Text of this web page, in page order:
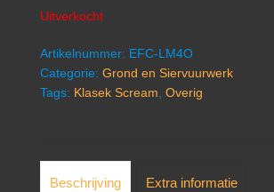
Uitverkocht
Artikelnummer: EFC-LM4O
Categorie: Grond en Siervuurwerk
Tags: Klasek Scream Overig
Beschrijving Extra informatie